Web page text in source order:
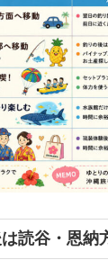
読谷・恩納